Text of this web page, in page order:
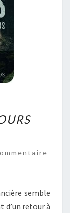
semble
d’un retour à